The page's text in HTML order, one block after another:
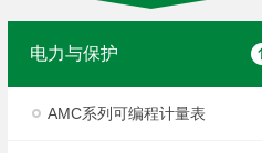
电力与保护
AMC系列可编程计量表